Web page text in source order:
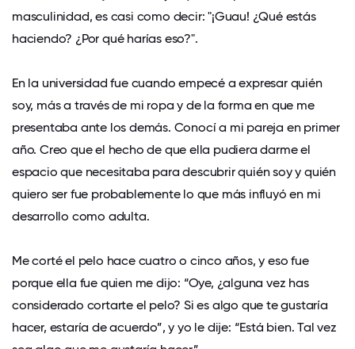
masculinidad, es casi como decir: "¡Guau! ¿Qué estás
haciendo? ¿Por qué harías eso?".
En la universidad fue cuando empecé a expresar quién
soy, más a través de mi ropa y de la forma en que me
presentaba ante los demás. Conocí a mi pareja en primer
año. Creo que el hecho de que ella pudiera darme el
espacio que necesitaba para descubrir quién soy y quién
quiero ser fue probablemente lo que más influyó en mi
desarrollo como adulta.
Me corté el pelo hace cuatro o cinco años, y eso fue
porque ella fue quien me dijo: “Oye, ¿alguna vez has
considerado cortarte el pelo? Si es algo que te gustaría
hacer, estaría de acuerdo”, y yo le dije: “Está bien. Tal vez